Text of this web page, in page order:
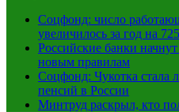
Соцфонд: число
увеличилось за год на
Российские банки
новым правилам
Соцфонд: Чукотка стала
пенсий в России
Минтруд раскрыл, кто